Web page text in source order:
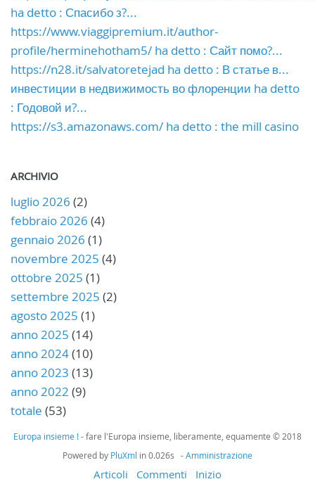
ha detto : Спасибо з?...
https://www.viaggipremium.it/author-
profile/herminehotham5/ ha detto : Сайт помо?...
https://n28.it/salvatoretejad ha detto : В статье в...
инвестиции в недвижимость во флоренции ha detto
: Годовой и?...
https://s3.amazonaws.com/ ha detto : the mill casino
ARCHIVIO
luglio 2026 (2)
febbraio 2026 (4)
gennaio 2026 (1)
novembre 2025 (4)
ottobre 2025 (1)
settembre 2025 (2)
agosto 2025 (1)
anno 2025 (14)
anno 2024(10)
anno 2023 (13)
anno 2022 (9)
totale (53)
Europa insieme !- fare l'Europa insieme, liberamente, equamente © 2018
Powered by PluXml in 0.026s -Amministrazione
Articoli Commenti Inizio